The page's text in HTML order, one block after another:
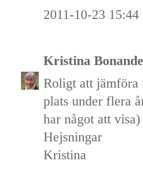
2011-10-23 15:44
Kristina
Roligt att jämföra
plats under flera
har något att visa)
Hejsningar
Kristina